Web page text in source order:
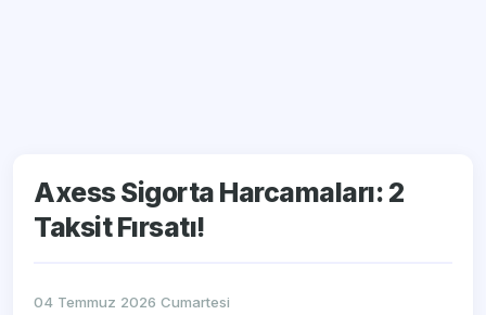
Axess Sigorta Harcamaları: 2
Taksit Fırsatı!
04 Temmuz 2026 Cumartesi